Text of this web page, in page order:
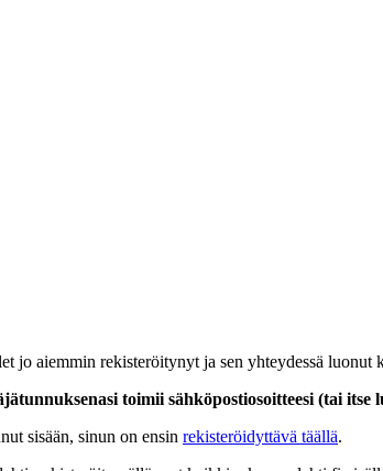
jo aiemmin rekisteröitynyt ja sen yhteydessä luonut
toimii sähköpostiosoitteesi (tai itse
sisään, sinun on ensin rekisteröidyttävä täällä.